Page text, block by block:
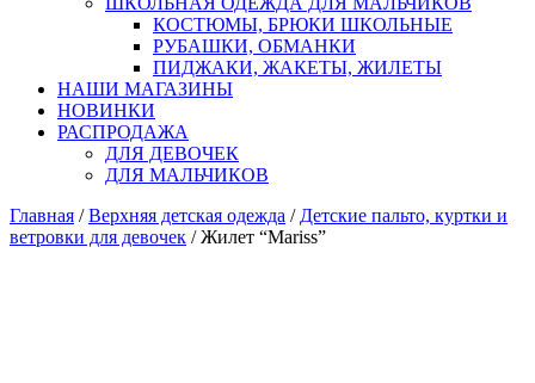
КОСТЮМЫ, БРЮКИ ШКОЛЬНЫЕ
РУБАШКИ, ОБМАНКИ
ПИДЖАКИ, ЖАКЕТЫ, ЖИЛЕТЫ
НАШИ МАГАЗИНЫ
НОВИНКИ
РАСПРОДАЖА
ДЛЯ ДЕВОЧЕК
ДЛЯ МАЛЬЧИКОВ
Главная /Верхняя детская одежда / Детские пальто, куртки и
ветровки для девочек / Жилет “Mariss”